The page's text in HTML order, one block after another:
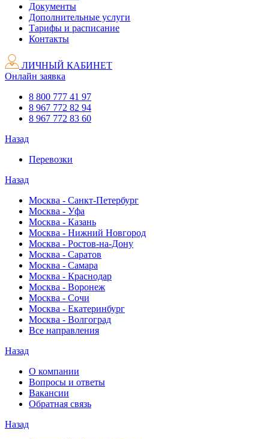
Документы
Дополнительные услуги
Тарифы и расписание
Контакты
ЛИЧНЫЙ КАБИНЕТ
Онлайн заявка
8 800 777 41 97
8 967 772 82 94
8 967 772 83 60
Назад
Перевозки
Назад
Москва - Санкт-Петербург
Москва - Уфа
Москва - Казань
Москва - Нижний Новгород
Москва - Ростов-на-Дону
Москва - Саратов
Москва - Самара
Москва - Краснодар
Москва - Воронеж
Москва - Сочи
Москва - Екатеринбург
Москва - Волгоград
Все направления
Назад
О компании
Вопросы и ответы
Вакансии
Обратная связь
Назад